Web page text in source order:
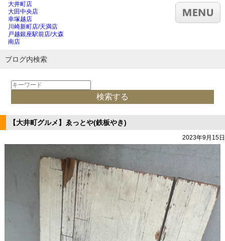
大井町店
大田中央店
幸塚越店
川崎新町店/天満店
戸越銀座駅前店/大森
南店
ブログ内検索
【大井町グルメ】ゑっとや(鉄板やき)
2023年9月15日